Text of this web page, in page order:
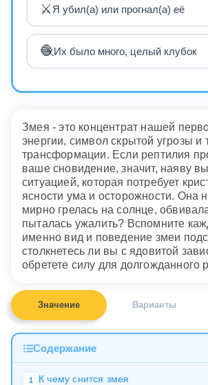
⚔️ Я убил(а) или прогнал(а) её
🧶Их было много, целый клубок
Змея - это концентрат нашей
энергии, символ скрытой угрозы и
трансформации. Если рептилия
ваше сновидение, значит, наяву
ситуацией, которая потребует
ясности ума и осторожности. Она
мирно грелась на солнце,
пыталась ужалить? Вспомните
именно вид и поведение змеи
столкнетесь ли вы с ядовитой
обретете силу для долгожданного
Значение Варианты
Содержание
1 К чему снится змея